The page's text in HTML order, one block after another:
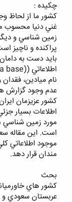
چكيده :
كشور ما از لحاظ
غني دنيا محسوب
زمين شناسي و
پراكنده و ناچيز
بايد دست به
نام ميادين،
عدم وجود گزارش
كشور عزيزمان
اطلاعات بسيار
مورد زمين شناسي
است. اين مقاله
موجود اطلاعاتي
مندان قرار دهد.
بحث
كشور هاي